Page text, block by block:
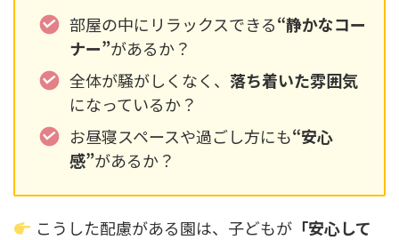
部屋の中にリラックスできる“静かなコー
ナー”があるか？
全体が騒がしくなく、 落ち着いた雰囲気
になっているか？
お昼寝スペースや過ごし方にも“安心
感”があるか？
こうした配慮がある園は、子どもが「安心して